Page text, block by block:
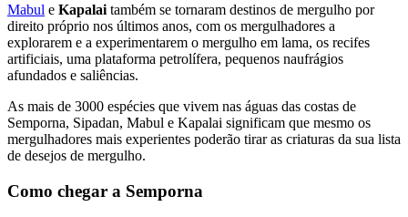
Mabul e Kapalai também se tornaram destinos de mergulho por
direito próprio nos últimos anos, com os mergulhadores a
explorarem e a experimentarem o mergulho em lama, os recifes
artificiais, uma plataforma petrolífera, pequenos naufrágios
afundados e saliências.
As mais de 3000 espécies que vivem nas águas das costas de
Semporna, Sipadan, Mabul e Kapalai significam que mesmo os
mergulhadores mais experientes poderão tirar as criaturas da sua lista
de desejos de mergulho.
Como chegar a Semporna